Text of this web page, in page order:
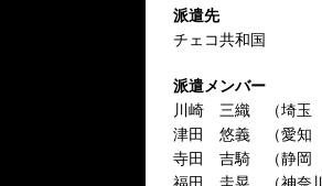
派遣先
チェコ共和国
派遣メンバー
川崎 三織 （埼玉
津田 悠義 （愛知
寺田 吉騎 （静岡